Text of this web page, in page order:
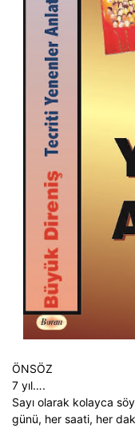
ÖNSÖZ
7 yıl….
Sayı olarak kolayca
günü, her saati, her